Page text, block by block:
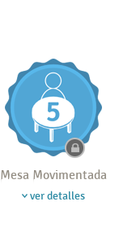
Mesa Movimentada
ver detalles